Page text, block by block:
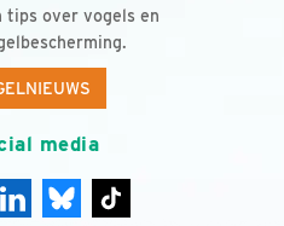
over vogels en
media